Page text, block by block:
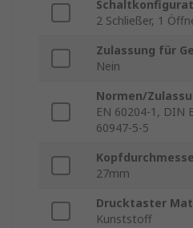
2 Schließer, 1
Zulassung für
Nein
Normen/
EN 60204-1, DIN
60947-5-5
27mm
Drucktaster
Kunststoff